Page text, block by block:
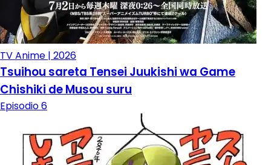
TV Anime | 2026
Tsuihou sareta Tensei Juukishi wa Game
Chishiki de Musou suru
Episodio 6